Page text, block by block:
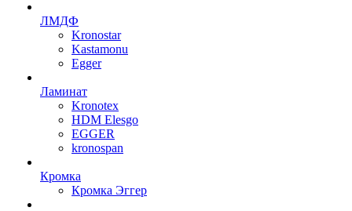
ЛМДФ
Kronostar
Kastamonu
Egger
Ламинат
Kronotex
HDM Elesgo
EGGER
kronospan
Кромка
Кромка Эггер